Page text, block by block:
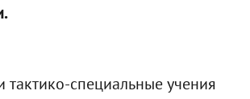
тактико-специальные учения